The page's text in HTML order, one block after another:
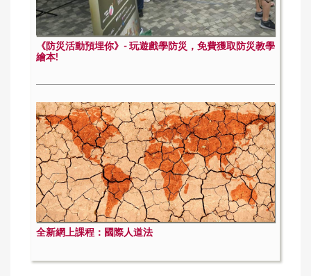
《防災活動預埋你》- 玩遊戲學防災，免費獲取防災教學
繪本!
全新網上課程：國際人道法